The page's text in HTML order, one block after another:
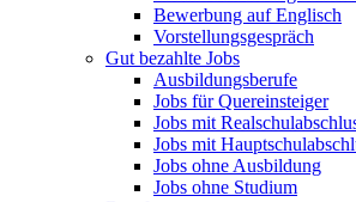
Bewerbung auf Englisch
Vorstellungsgespräch
Gut bezahlte Jobs
Ausbildungsberufe
Jobs für Quereinsteiger
Jobs mit
Jobs mit
Jobs ohne Ausbildung
Jobs ohne Studium